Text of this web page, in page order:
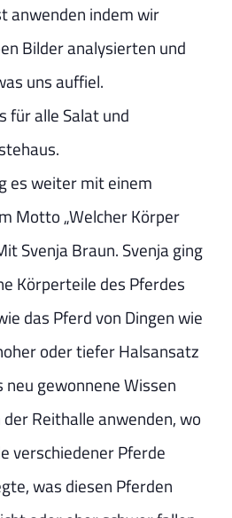
anwenden indem wir
Bilder analysierten und
uns auffiel.
für alle Salat und
es weiter mit einem
Motto „Welcher Körper
Svenja Braun. Svenja ging
Körperteile des Pferdes
das Pferd von Dingen wie
oder tiefer Halsansatz
gewonnene Wissen
Reithalle anwenden, wo
verschiedener Pferde
was diesen Pferden